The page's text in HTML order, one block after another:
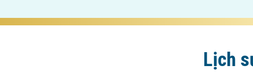
Lịch